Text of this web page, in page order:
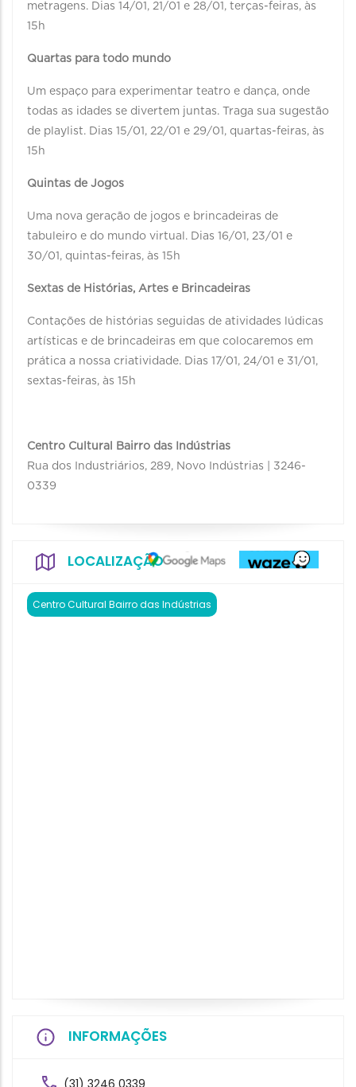
metragens. Dias 14/01, 21/01 e 28/01, terças-feiras, às
15h
Quartas para todo mundo
Um espaço para experimentar teatro e dança, onde
todas as idades se divertem juntas. Traga sua sugestão
de playlist. Dias 15/01, 22/01 e 29/01, quartas-feiras, às
15h
Quintas de Jogos
Uma nova geração de jogos e brincadeiras de
tabuleiro e do mundo virtual. Dias 16/01, 23/01 e
30/01, quintas-feiras, às 15h
Sextas de Histórias, Artes e Brincadeiras
Contações de histórias seguidas de atividades lúdicas
artísticas e de brincadeiras em que colocaremos em
prática a nossa criatividade. Dias 17/01, 24/01 e 31/01,
sextas-feiras, às 15h
Centro Cultural Bairro das Indústrias
Rua dos Industriários, 289, Novo Indústrias | 3246-
0339
LOCALIZAÇÃO
Centro Cultural Bairro das Indústrias
INFORMAÇÕES
(31) 3246 0339